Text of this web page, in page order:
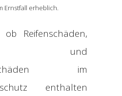
Ernstfall erheblich.
Reifenschäden,
und
im
enthalten